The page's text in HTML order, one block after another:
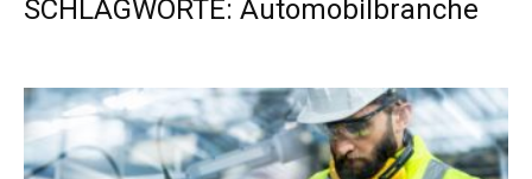
SCHLAGWORTE: Automobilbranche